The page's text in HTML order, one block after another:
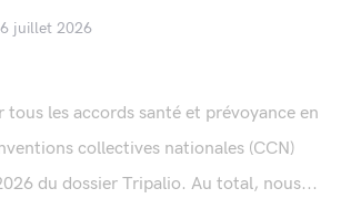
juillet 2026
tous les accords santé et prévoyance en
collectives nationales (CCN)
du dossier Tripalio. Au total, nous...